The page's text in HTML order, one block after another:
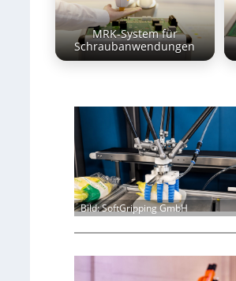
MRK-System für
Schraubanwendungen
Bild: SoftGripping GmbH